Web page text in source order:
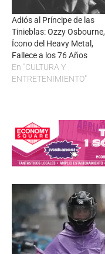
Adiós al Príncipe de las
Tinieblas: Ozzy Osbourne,
Ícono del Heavy Metal,
Fallece a los 76 Años
En "CULTURA Y
ENTRETENIMIENTO"